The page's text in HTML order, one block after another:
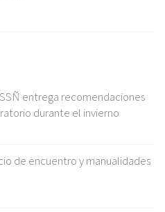
entrega recomendaciones
durante el invierno
de encuentro y manualidades